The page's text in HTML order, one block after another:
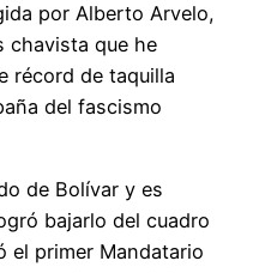
por Alberto Arvelo,
chavista que he
récord de taquilla
del fascismo
de Bolívar y es
bajarlo del cuadro
el primer Mandatario